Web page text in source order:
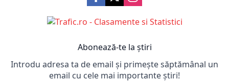
Abonează-te la știri
Introdu adresa ta de email și primește săptămânal un
email cu cele mai importante știri!